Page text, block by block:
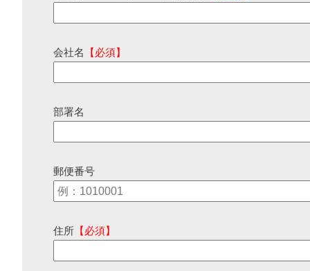
会社名 【必須】
部署名
郵便番号
住所 【必須】